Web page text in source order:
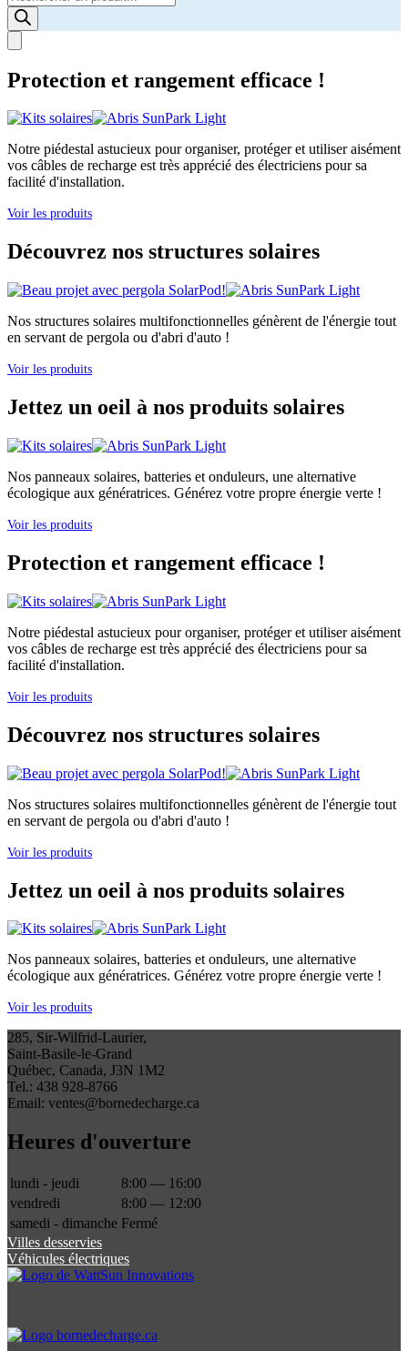
search
Protection et rangement efficace !
Notre piédestal astucieux pour organiser, protéger et utiliser aisément
vos câbles de recharge est très apprécié des électriciens pour sa
facilité d'installation.
Voir les produits
Découvrez nos structures solaires
Nos structures solaires multifonctionnelles génèrent de l'énergie tout
en servant de pergola ou d'abri d'auto !
Voir les produits
Jettez un oeil à nos produits solaires
Nos panneaux solaires, batteries et onduleurs, une alternative
écologique aux génératrices. Générez votre propre énergie verte !
Voir les produits
Protection et rangement efficace !
Notre piédestal astucieux pour organiser, protéger et utiliser aisément
vos câbles de recharge est très apprécié des électriciens pour sa
facilité d'installation.
Voir les produits
Découvrez nos structures solaires
Nos structures solaires multifonctionnelles génèrent de l'énergie tout
en servant de pergola ou d'abri d'auto !
Voir les produits
Jettez un oeil à nos produits solaires
Nos panneaux solaires, batteries et onduleurs, une alternative
écologique aux génératrices. Générez votre propre énergie verte !
Voir les produits
285, Sir-Wilfrid-Laurier,
Saint-Basile-le-Grand
Québec, Canada, J3N 1M2
Tel.: 438 928-8766
Email: ventes@bornedecharge.ca
Heures d'ouverture
lundi - jeudi
8:00 — 16:00
vendredi
8:00 — 12:00
samedi - dimanche Fermé
Villes desservies
Véhicules électriques